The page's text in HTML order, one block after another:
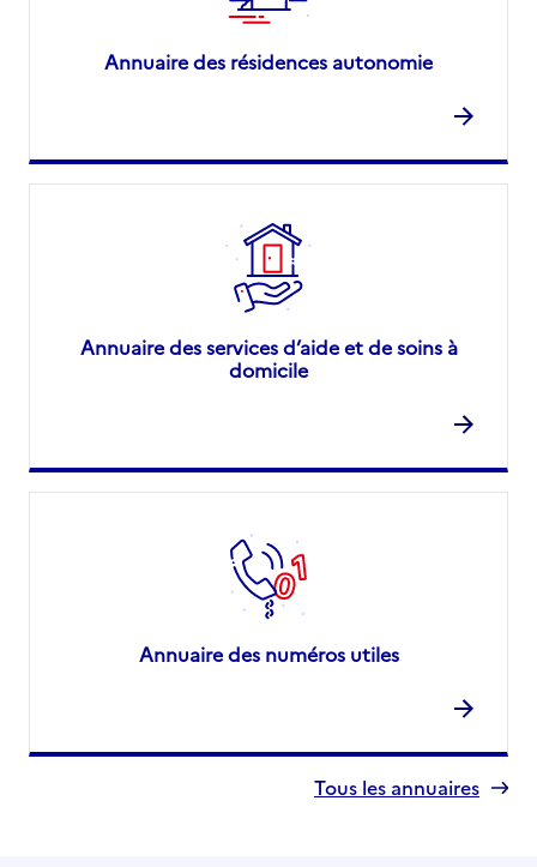
Annuaire des résidences autonomie
Annuaire des services d’aide et de soins à
domicile
Annuaire des numéros utiles
Tous les annuaires